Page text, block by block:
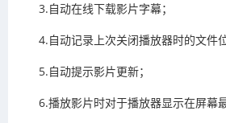
3.自动在线下载影片字幕；
4.自动记录上次关闭播放器时的文件位
5.自动提示影片更新；
6.播放影片时对于播放器显示在屏幕